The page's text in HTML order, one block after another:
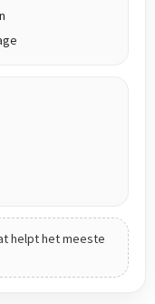
helpt het meeste